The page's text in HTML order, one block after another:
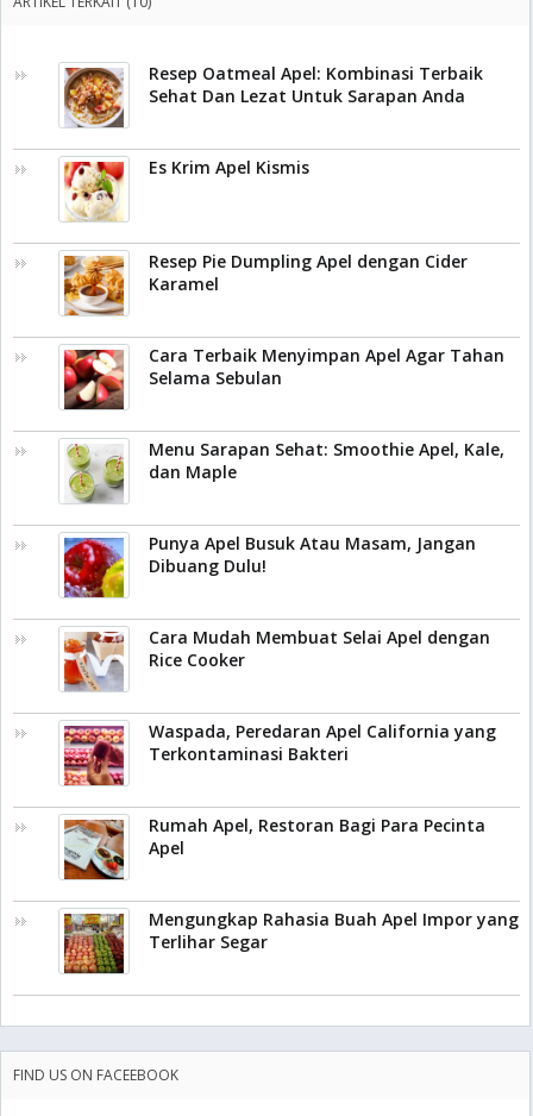
Resep Oatmeal Apel: Kombinasi Terbaik
Sehat Dan Lezat Untuk Sarapan Anda
Es Krim Apel Kismis
Resep Pie Dumpling Apel dengan Cider
Karamel
Cara Terbaik Menyimpan Apel Agar Tahan
Selama Sebulan
Menu Sarapan Sehat: Smoothie Apel, Kale,
dan Maple
Punya Apel Busuk Atau Masam, Jangan
Dibuang Dulu!
Cara Mudah Membuat Selai Apel dengan
Rice Cooker
Waspada, Peredaran Apel California yang
Terkontaminasi Bakteri
Rumah Apel, Restoran Bagi Para Pecinta
Apel
Mengungkap Rahasia Buah Apel Impor yang
Terlihar Segar
FIND US ON FACEEBOOK